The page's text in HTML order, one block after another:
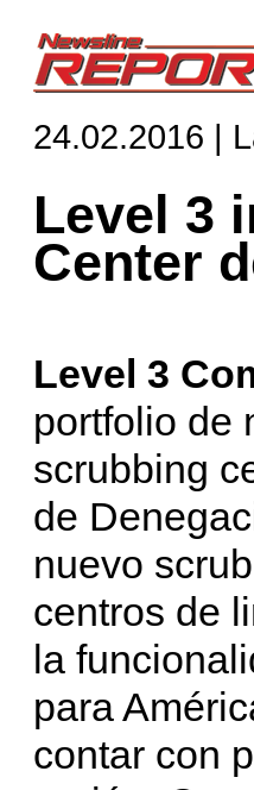
24.02.2016 |
Level 3
Center
Level 3
portfolio de
scrubbing
de
nuevo
centros de
la
para
contar con